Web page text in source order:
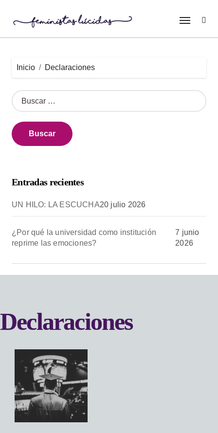
Inicio Declaraciones
Entradas recientes
UN HILO: LA ESCUCHA20 julio 2026
¿Por qué la universidad como institución
reprime las emociones?
7 junio
2026
Declaraciones